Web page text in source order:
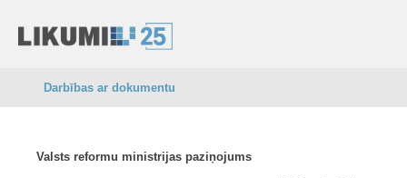
Darbības ar dokumentu
Valsts reformu ministrijas paziņojums